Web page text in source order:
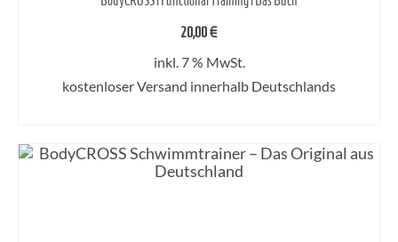
20,00€
inkl. 7 % MwSt.
kostenloser Versand innerhalb Deutschlands